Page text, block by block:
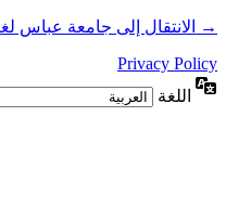
→ الانتقال إلى جامعة عباس
Privacy Policy
اللغة